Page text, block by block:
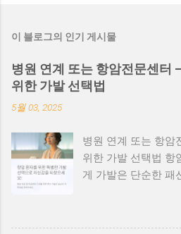
이 블로그의 인기 게시물
병원 연계 또는 항암전문센터
위한 가발 선택법
5월 03, 2025
병원 연계 또는 항암
위한 가발 선택법 항
게 가발은 단순한 패
한 두피 상태에서는
매우 중요합니다. 항